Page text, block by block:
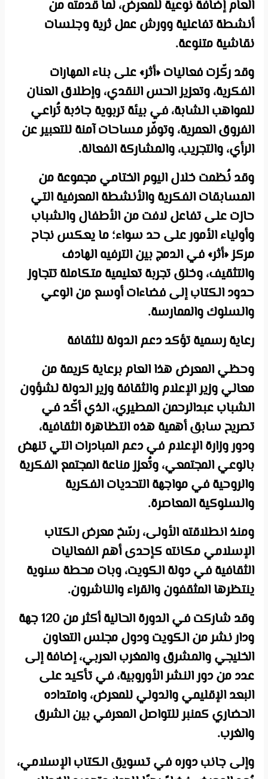
العام إضافة نوعية للمعرض، لما قدمته من
أنشطة تفاعلية وورش عمل ثرية وجلسات
نقاشية متنوعة.
وقد ركّزت فعاليات «أثر» على بناء المهارات
الفكرية، وتعزيز الحس النقدي، وإطلاق العنان
للمواهب الشابة، في بيئة تربوية جاذبة تُراعي
الفروق العمرية، وتوفّر مساحات آمنة للتعبير عن
الرأي، والتجريب، والمشاركة الفعالة.
وقد نُظمت خلال اليوم الختامي مجموعة من
المسابقات الفكرية والأنشطة المعرفية التي
حازت على تفاعل لافت من الأطفال والشباب
وأولياء الأمور على حد سواء؛ ما يعكس نجاح
مركز «أثر» في الدمج بين الترفيه الهادف
والتثقيف، وخلق تجربة تعليمية متكاملة تتجاوز
حدود الكتاب إلى فضاءات أوسع من الوعي
والسلوك والممارسة.
رعاية رسمية تؤكد دعم الدولة للثقافة
وحظي المعرض هذا العام برعاية كريمة من
معالي وزير الإعلام والثقافة وزير الدولة لشؤون
الشباب عبدالرحمن المطيري، الذي أكّد في
تصريح سابق أهمية هذه التظاهرة الثقافية،
ودور وزارة الإعلام في دعم المبادرات التي تنهض
بالوعي المجتمعي، وتُعزز مناعة المجتمع الفكرية
والروحية في مواجهة التحديات الفكرية
والسلوكية المعاصرة.
ومنذ انطلاقته الأولى، رسّخ معرض الكتاب
الإسلامي مكانته كإحدى أهم الفعاليات
الثقافية في دولة الكويت، وبات محطة سنوية
ينتظرها المثقفون والقراء والناشرون.
وقد شاركت في الدورة الحالية أكثر من 120 جهة
ودار نشر من الكويت ودول مجلس التعاون
الخليجي والمشرق والمغرب العربي، إضافة إلى
عدد من دور النشر الأوروبية، في تأكيد على
البعد الإقليمي والدولي للمعرض، وامتداده
الحضاري كمنبر للتواصل المعرفي بين الشرق
والغرب.
وإلى جانب دوره في تسويق الكتاب الإسلامي،